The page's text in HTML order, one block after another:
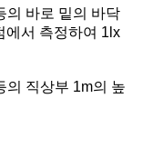
바로 밑의 바닥
에서 측정하여 1lx
직상부 1m의 높